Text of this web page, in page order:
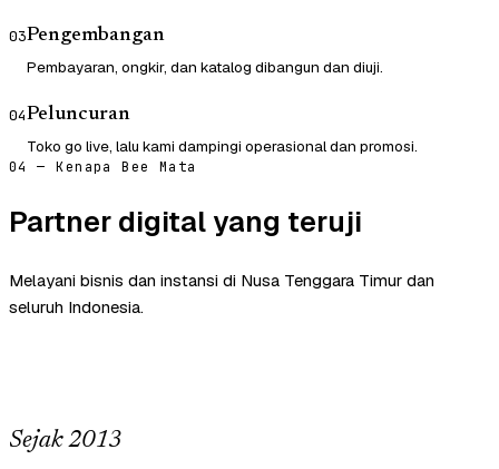
03Pengembangan
Pembayaran, ongkir, dan katalog dibangun dan diuji.
04Peluncuran
Toko go live, lalu kami dampingi operasional dan promosi.
04 — Kenapa Bee Mata
Partner digital yang teruji
Melayani bisnis dan instansi di Nusa Tenggara Timur dan
seluruh Indonesia.
Sejak 2013